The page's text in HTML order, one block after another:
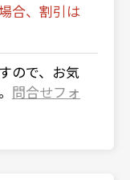
合、割引は
ので、お気
問合せフォ